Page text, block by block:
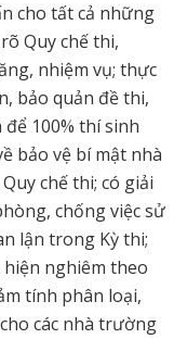
cho tất cả những
Quy chế thi,
nhiệm vụ; thực
bảo quản đề thi,
100% thí sinh
bảo vệ bí mật nhà
chế thi; có giải
chống việc sử
lận trong Kỳ thi;
nghiêm theo
tính phân loại,
các nhà trường